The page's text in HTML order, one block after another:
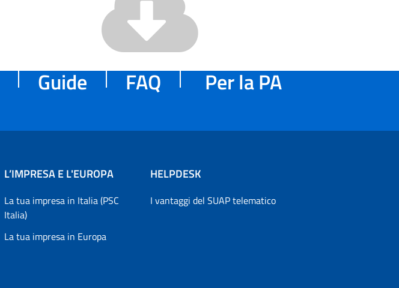
Guide FAQ Per la PA
L’IMPRESA E L'EUROPA
La tua impresa in Italia (PSC
Italia)
La tua impresa in Europa
HELPDESK
I vantaggi del SUAP telematico